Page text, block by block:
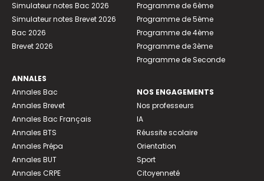
Simulateur notes Bac 2026
Simulateur notes Brevet 2026
Bac 2026
Brevet 2026
ANNALES
Annales Bac
Annales Brevet
Annales Bac Français
Annales BTS
Annales Prépa
Annales BUT
Annales CRPE
Programme de 6ème
Programme de 5ème
Programme de 4ème
Programme de 3ème
Programme de Seconde
NOS ENGAGEMENTS
Nos professeurs
IA
Réussite scolaire
Orientation
Sport
Citoyenneté